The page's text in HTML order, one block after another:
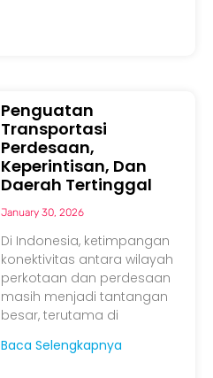
Penguatan
Transportasi
Perdesaan,
Keperintisan, Dan
Daerah Tertinggal
January 30, 2026
Di Indonesia, ketimpangan
konektivitas antara wilayah
perkotaan dan perdesaan
masih menjadi tantangan
besar, terutama di
Baca Selengkapnya